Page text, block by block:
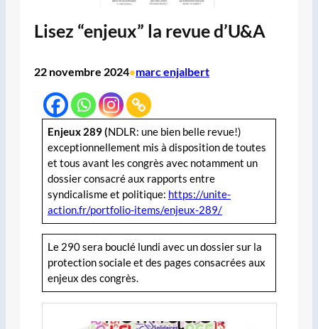
Lisez “enjeux” la revue d’U&A
22 novembre 2024•marc enjalbert
Enjeux 289 (NDLR: une bien belle revue!)
exceptionnellement mis à disposition de toutes
et tous avant les congrès avec notamment un
dossier consacré aux rapports entre
syndicalisme et politique: https://unite-
action.fr/portfolio-items/enjeux-289/
Le 290 sera bouclé lundi avec un dossier sur la
protection sociale et des pages consacrées aux
enjeux des congrès.